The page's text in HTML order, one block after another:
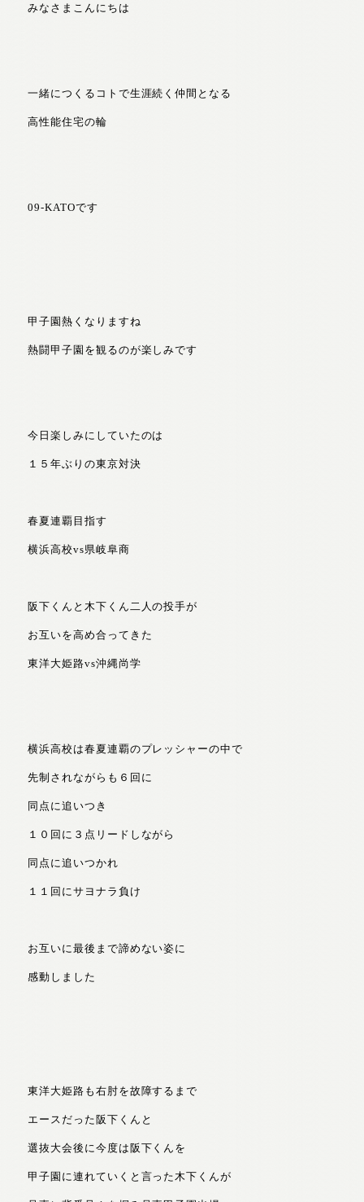
みなさまこんにちは
一緒につくるコトで生涯続く仲間となる
高性能住宅の輪
09-KATOです
甲子園熱くなりますね
熱闘甲子園を観るのが楽しみです
今日楽しみにしていたのは
１５年ぶりの東京対決
春夏連覇目指す
横浜高校vs県岐阜商
阪下くんと木下くん二人の投手が
お互いを高め合ってきた
東洋大姫路vs沖縄尚学
横浜高校は春夏連覇のプレッシャーの中で
先制されながらも６回に
同点に追いつき
１０回に３点リードしながら
同点に追いつかれ
１１回にサヨナラ負け
お互いに最後まで諦めない姿に
感動しました
東洋大姫路も右肘を故障するまで
エースだった阪下くんと
選抜大会後に今度は阪下くんを
甲子園に連れていくと言った木下くんが